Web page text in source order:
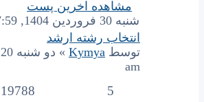
مشاهده اخرین پست
شنبه 30 فروردین 1404, 7:59 am
انتخاب رشته ارشد
توسط Kymya
am
5
19788